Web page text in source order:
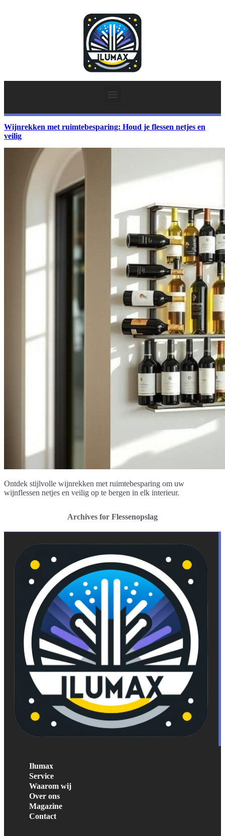
Wijnrekken met ruimtebesparing: Houd je flessen netjes en
veilig
Ontdek stijlvolle wijnrekken met ruimtebesparing om uw
wijnflessen netjes en veilig op te bergen in elk interieur.
Archives for Flessenopslag
Ilumax
Service
Waarom wij
Over ons
Magazine
Contact